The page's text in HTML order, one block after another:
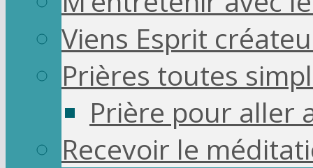
Viens Esprit
Prières toutes
Prière pour aller
Recevoir le